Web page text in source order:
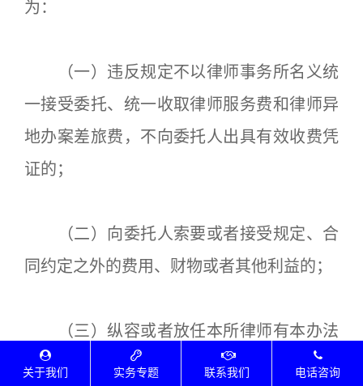
为：
（一）违反规定不以律师事务所名义统
一接受委托、统一收取律师服务费和律师异
地办案差旅费，不向委托人出具有效收费凭
证的；
（二）向委托人索要或者接受规定、合
同约定之外的费用、财物或者其他利益的；
（三）纵容或者放任本所律师有本办法
第十条规定的违法行为的。
关于我们 实务专题 联系我们 电话咨询